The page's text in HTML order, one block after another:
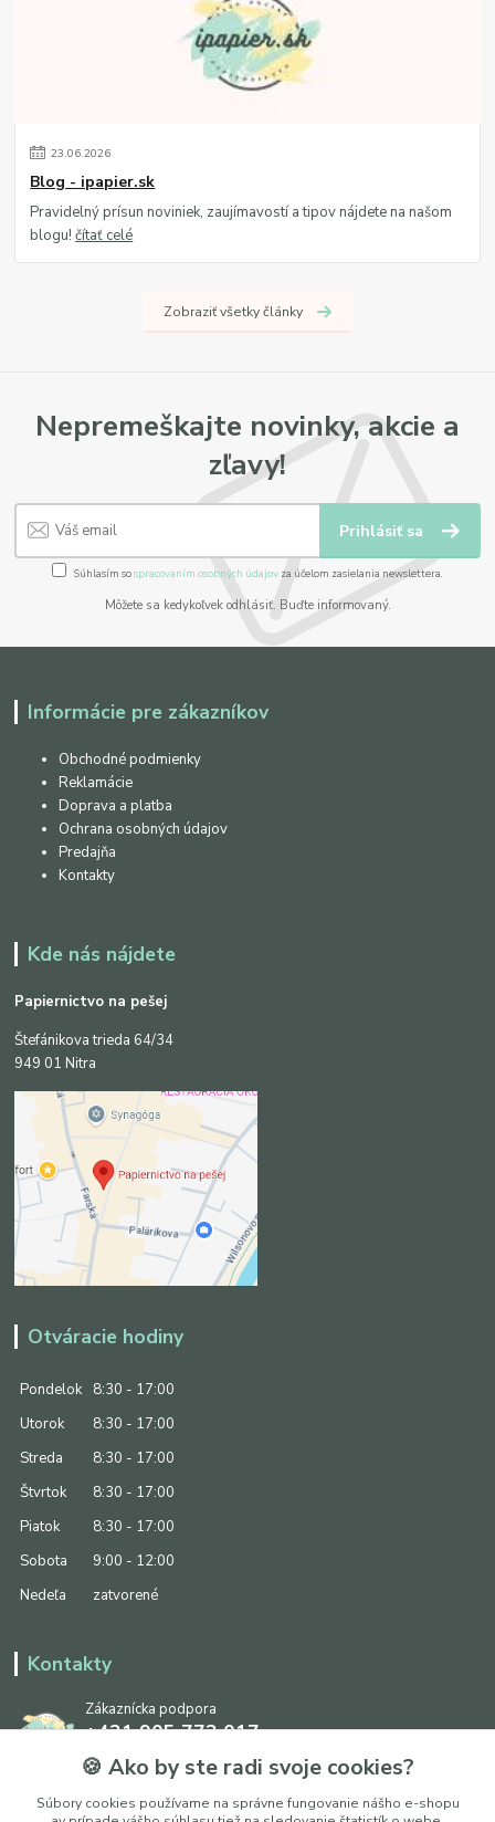
23.06.2026
Blog - ipapier.sk
Pravidelný prísun noviniek, zaujímavostí a tipov nájdete na našom
blogu!čítať celé
Zobraziť všetky články
Nepremeškajte novinky, akcie a
zľavy!
Prihlásiť sa
Súhlasím sospracovaním osobných údajov za účelom zasielania newslettera.
Môžete sa kedykoľvek odhlásiť. Buďte informovaný.
Informácie pre zákazníkov
Obchodné podmienky
Reklamácie
Doprava a platba
Ochrana osobných údajov
Predajňa
Kontakty
Kde nás nájdete
Papiernictvo na pešej
Štefánikova trieda 64/34
949 01 Nitra
Otváracie hodiny
Pondelok
8:30 - 17:00
Utorok
8:30 - 17:00
Streda
8:30 - 17:00
Štvrtok
8:30 - 17:00
Piatok
8:30 - 17:00
Sobota
9:00 - 12:00
Nedeľa
zatvorené
Kontakty
Zákaznícka podpora
+421 905 773 017
(Po-Pia, 8:30 - 17:00, So: 9:00 - 12:00)
info@ipapier.sk
🍪 Ako by ste radi svoje cookies?
Súbory cookies používame na správne fungovanie nášho e-shopu